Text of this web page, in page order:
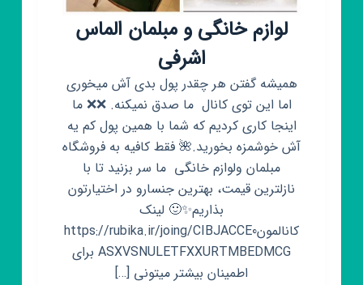
لوازم خانگی و مبلمان الماس
اشرفی
همیشه گفتن هر چقدر پول بدی آش میخوری
اما این توی کانال ما صدق نمیکنه. ❌❌ ما
اینجا کاری کردیم که شما با همین پول کم یه
آش خوشمزه بخورید.🌺 فقط کافیه به فروشگاه
مبلمان ولوازم خانگی ما سر بزنید تا با
نازلترین قیمت، بهترین جنسارو در اختیارتون
بذاریم✨🙂 لینک
کانالمونhttps://rubika.ir/joing/CIBJACCE0
ASXVSNULETFXXURTMBEDMCG برای
اطمینان بیشتر میتونی […]